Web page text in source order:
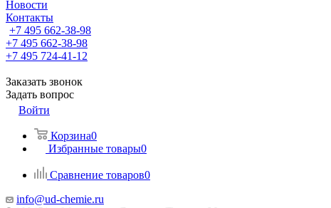
Новости
Контакты
+7 495 662-38-98
+7 495 662-38-98
+7 495 724-41-12
Заказать звонок
Задать вопрос
Войти
Корзина0
Избранные товары0
Сравнение товаров0
info@ud-chemie.ru